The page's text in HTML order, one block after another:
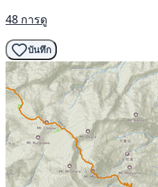
48 การดู
บันทึก